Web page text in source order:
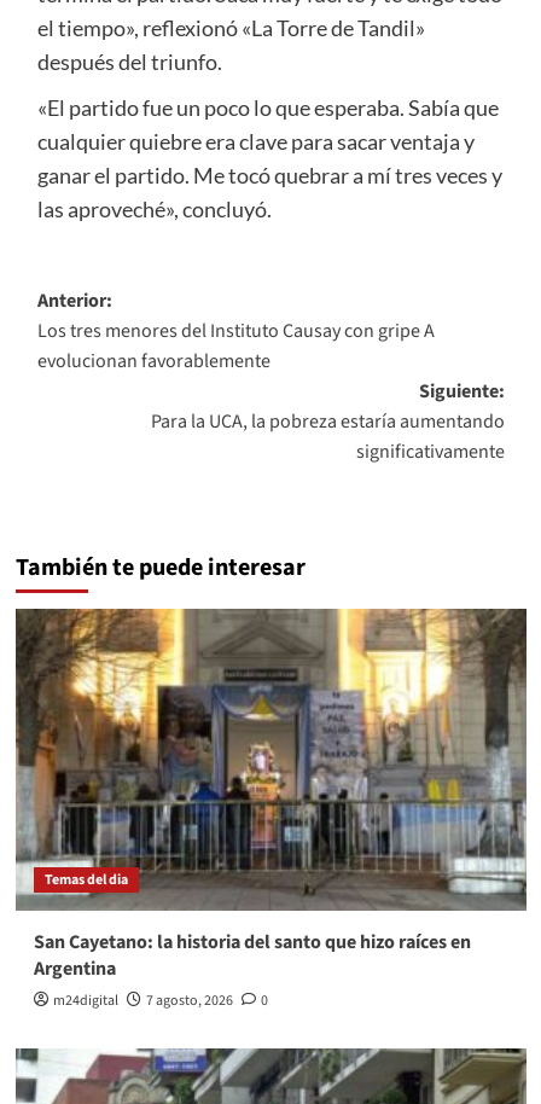
el tiempo», reflexionó «La Torre de Tandil»
después del triunfo.
«El partido fue un poco lo que esperaba. Sabía que
cualquier quiebre era clave para sacar ventaja y
ganar el partido. Me tocó quebrar a mí tres veces y
las aproveché», concluyó.
Navegación
de
entradas
Anterior:
Los tres menores del Instituto Causay con gripe A
evolucionan favorablemente
Siguiente:
Para la UCA, la pobreza estaría aumentando
significativamente
También te puede interesar
Temas del dia
San Cayetano: la historia del santo que hizo raíces en
Argentina
m24digital 7 agosto, 2026 0